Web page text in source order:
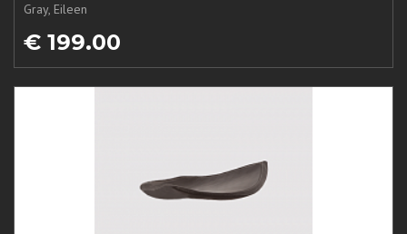
Gray, Eileen
€ 199.00